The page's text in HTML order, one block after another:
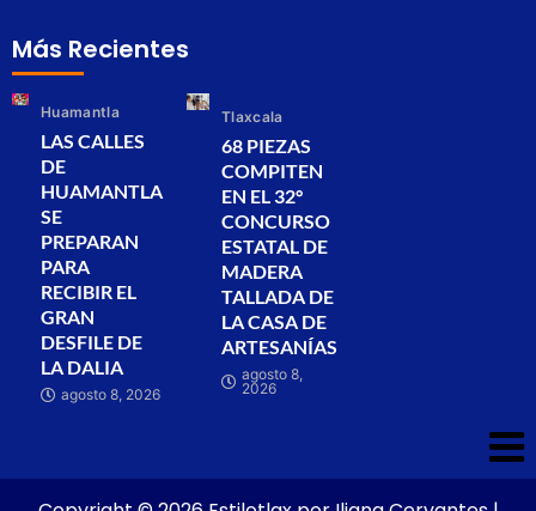
Más Recientes
Huamantla
LAS CALLES
DE
HUAMANTLA
SE
PREPARAN
PARA
RECIBIR EL
GRAN
DESFILE DE
LA DALIA
agosto 8, 2026
Tlaxcala
68 PIEZAS
COMPITEN
EN EL 32°
CONCURSO
ESTATAL DE
MADERA
TALLADA DE
LA CASA DE
ARTESANÍAS
agosto 8,
2026